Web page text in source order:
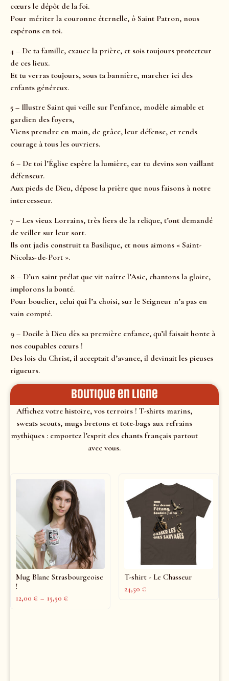
cœurs le dépôt de la foi.
Pour mériter la couronne éternelle, ô Saint Patron, nous
espérons en toi.
4 – De ta famille, exauce la prière, et sois toujours protecteur
de ces lieux.
Et tu verras toujours, sous ta bannière, marcher ici des
enfants généreux.
5 – Illustre Saint qui veille sur l’enfance, modèle aimable et
gardien des foyers,
Viens prendre en main, de grâce, leur défense, et rends
courage à tous les ouvriers.
6 – De toi l’Église espère la lumière, car tu devins son vaillant
défenseur.
Aux pieds de Dieu, dépose la prière que nous faisons à notre
intercesseur.
7 – Les vieux Lorrains, très fiers de la relique, t’ont demandé
de veiller sur leur sort.
Ils ont jadis construit ta Basilique, et nous aimons « Saint-
Nicolas-de-Port ».
8 – D’un saint prélat que vit naître l’Asie, chantons la gloire,
implorons la bonté.
Pour bouclier, celui qui l’a choisi, sur le Seigneur n’a pas en
vain compté.
9 – Docile à Dieu dès sa première enfance, qu’il faisait honte à
nos coupables cœurs !
Des lois du Christ, il acceptait d’avance, il devinait les pieuses
rigueurs.
Boutique en ligne
Affichez votre histoire, vos terroirs ! T-shirts marins,
sweats scouts, mugs bretons et tote-bags aux refrains
mythiques : emportez l’esprit des chants français partout
avec vous.
Mug Blanc Strasbourgeoise
!
12,00 € – 15,50 €
T-shirt - Le Chasseur
24,50 €